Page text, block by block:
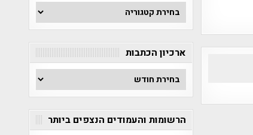
חפש
לפי
קטגוריה
ארכיון הכתבות
ארכיון
הכתבות
הרשומות והעמודים הנצפים ביותר